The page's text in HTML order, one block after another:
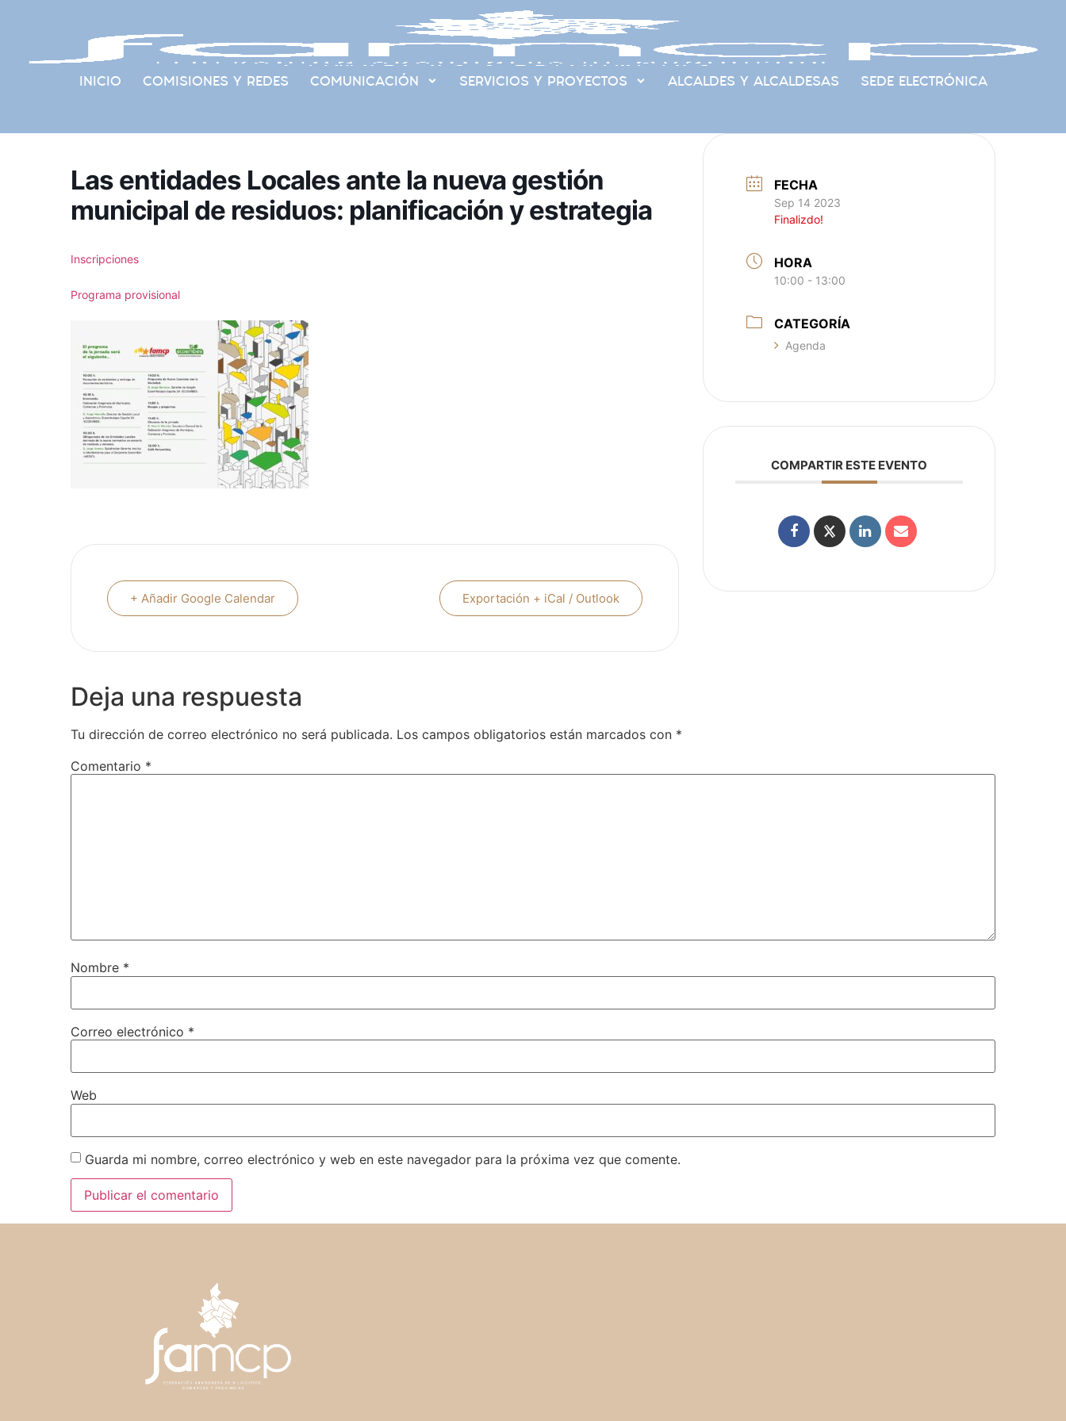
INICIO COMISIONES Y REDES COMUNICACIÓN SERVICIOS Y PROYECTOS ALCALDES Y ALCALDESAS SEDE ELECTRÓNICA
Las entidades Locales ante la nueva gestión
municipal de residuos: planificación y estrategia
Inscripciones
Programa provisional
+ Añadir Google Calendar Exportación + iCal / Outlook
FECHA
Sep 14 2023
Finalizdo!
HORA
10:00 - 13:00
CATEGORÍA
Agenda
COMPARTIR ESTE EVENTO
Deja una respuesta
Tu dirección de correo electrónico no será publicada. Los campos obligatorios están marcados con *
Comentario *
Nombre *
Correo electrónico *
Web
Guarda mi nombre, correo electrónico y web en este navegador para la próxima vez que comente.